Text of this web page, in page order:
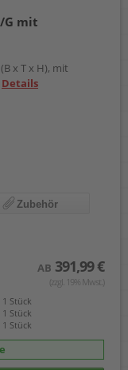
G mit
x T x H), mit
Details
Zubehör
AB 391,99 €
(zzgl. 19% Mwst.)
1 Stück
1 Stück
1 Stück